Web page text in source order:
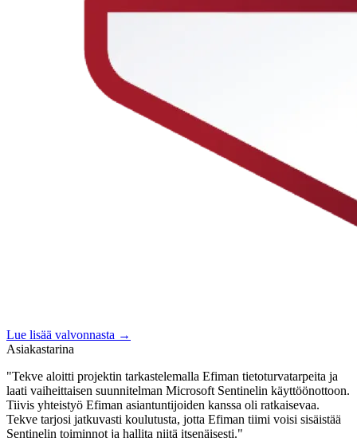
Lue lisää valvonnasta →
Asiakastarina
"Tekve aloitti projektin tarkastelemalla Efiman tietoturvatarpeita ja
laati vaiheittaisen suunnitelman Microsoft Sentinelin käyttöönottoon.
Tiivis yhteistyö Efiman asiantuntijoiden kanssa oli ratkaisevaa.
Tekve tarjosi jatkuvasti koulutusta, jotta Efiman tiimi voisi sisäistää
Sentinelin toiminnot ja hallita niitä itsenäisesti."